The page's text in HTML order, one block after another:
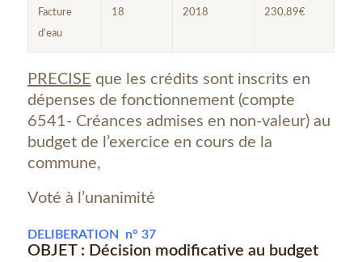
Facture
d’eau
18 2018 230,89€
PRECISE que les crédits sont inscrits en
dépenses de fonctionnement (compte
6541- Créances admises en non-valeur) au
budget de l’exercice en cours de la
commune,
Voté à l’unanimité
DELIBERATION n° 37
OBJET : Décision modificative au budget